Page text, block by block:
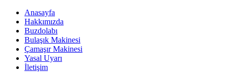
Anasayfa
Hakkımızda
Buzdolabı
Bulaşık Makinesi
Çamaşır Makinesi
Yasal Uyarı
İletişim